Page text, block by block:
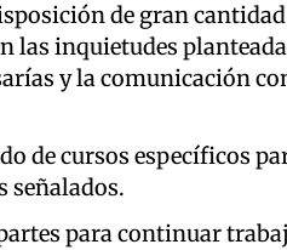
de gran
las inquietudes
y la comunicación
de cursos específicos
señalados.
para continuar